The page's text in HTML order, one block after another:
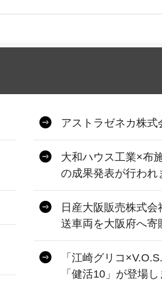
アストラゼネカ株式
大和ハウス工業×布
の成果発表が行われ
日産大阪販売株式
送車両を大阪府へ寄
「江崎グリコ
「健活10」が登場し